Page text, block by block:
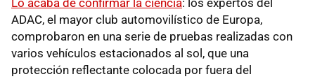
Lo acaba de confirmar la ciencia: los expertos del
ADAC, el mayor club automovilístico de Europa,
comprobaron en una serie de pruebas realizadas con
varios vehículos estacionados al sol, que una
protección reflectante colocada por fuera del